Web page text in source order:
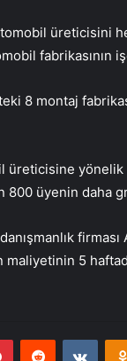
üreticisini
8 montaj
yönelik
800 üyenin daha
5
PinterestReddit